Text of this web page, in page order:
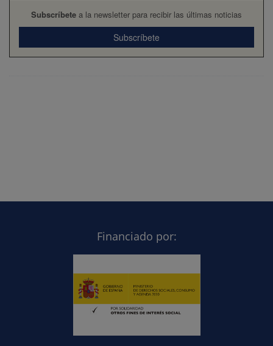
Subscríbete a la newsletter para recibir las últimas noticias
Subscríbete
Financiado por: